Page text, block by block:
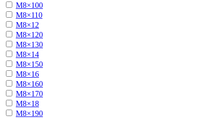
М8×100
М8×110
М8×12
М8×120
М8×130
М8×14
М8×150
М8×16
М8×160
М8×170
М8×18
М8×190